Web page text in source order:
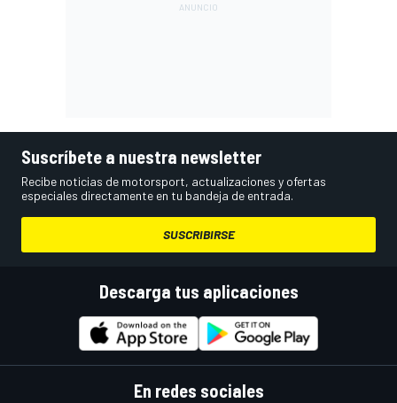
Suscríbete a nuestra newsletter
Recibe noticias de motorsport, actualizaciones y ofertas
especiales directamente en tu bandeja de entrada.
SUSCRIBIRSE
Descarga tus aplicaciones
En redes sociales